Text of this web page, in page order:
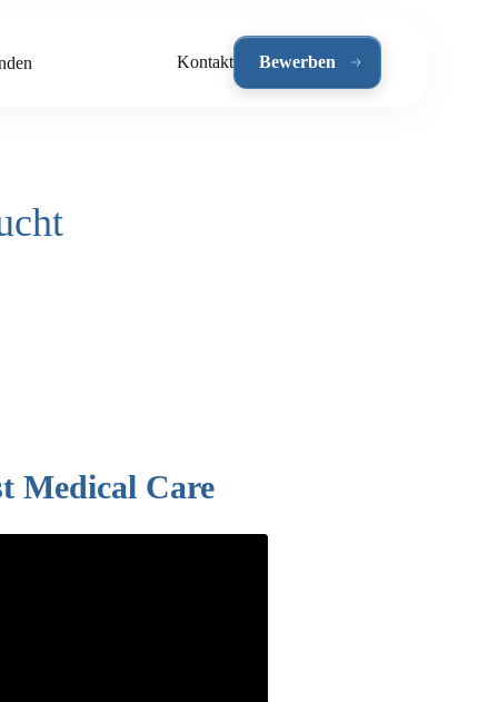
Kontakt Bewerben
Medical Care